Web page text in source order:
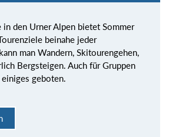
den Urner Alpen bietet Sommer
beinahe jeder
man Wandern, Skitourengehen,
Bergsteigen. Auch für Gruppen
geboten.